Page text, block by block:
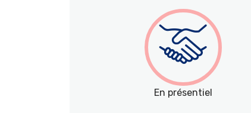
En présentiel